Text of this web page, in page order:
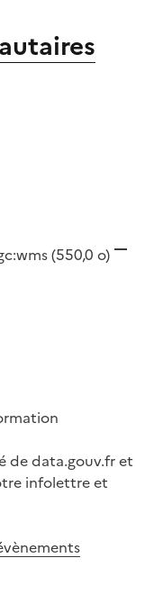
(550,0 o)
de data.gouv.fr et
infolettre et